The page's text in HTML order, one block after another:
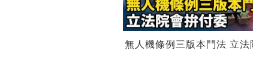
無人機條例三版本鬥法 立法